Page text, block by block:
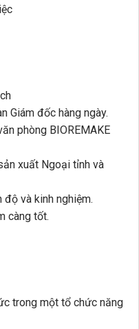
Giám đốc hàng ngày.
phòng BIOREMAKE
xuất Ngoại tỉnh và
và kinh nghiệm.
càng tốt.
trong một tổ chức năng